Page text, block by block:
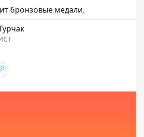
бронзовые медали.